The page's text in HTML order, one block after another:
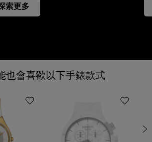
索更多
也會喜歡以下手錶款式